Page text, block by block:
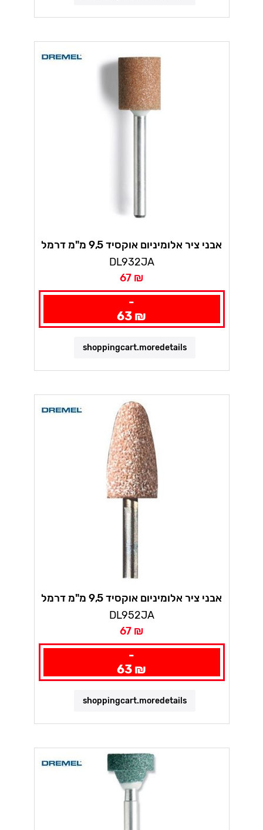
אבני ציר אלומיניום אוקסיד 9,5 מ"מ דרמל
DL932JA
67 ₪
-
63 ₪
shoppingcart.moredetails
אבני ציר אלומיניום אוקסיד 9,5 מ"מ דרמל
DL952JA
67 ₪
-
63 ₪
shoppingcart.moredetails